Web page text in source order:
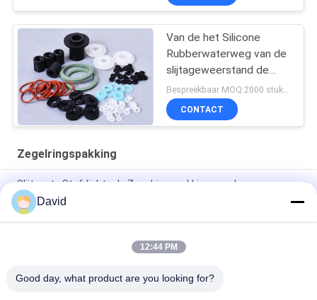
Van de het Silicone
Rubberwaterweg van de
slijtageweerstand de
Zegelringspakking
CONTACT
Zegelringspakking
Slijtvaste Stofdichte de Zegelringspakking van de
schachtcilinder
De hydraulische y-Type Pakking van de Polyurethaanzegelring
O-type rubber waterdicht stofdicht ringpak voor cilinders,
David
12:44 PM
Good day, what product are you looking for?